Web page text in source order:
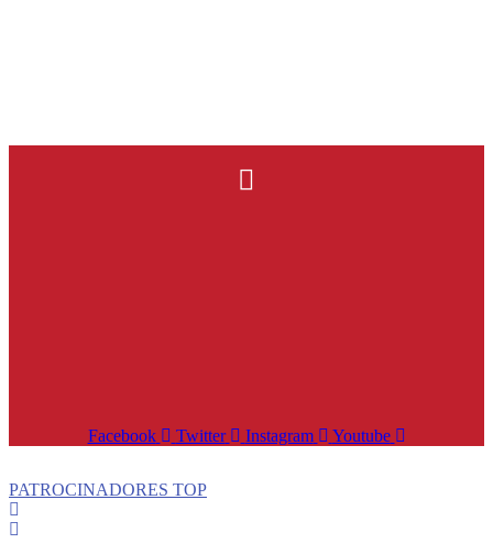
Facebook Twitter Instagram Youtube
PATROCINADORES TOP